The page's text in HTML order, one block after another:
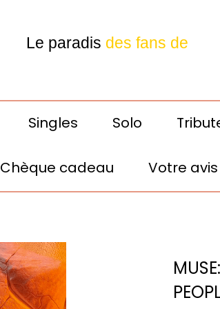
Le paradis des fans de
Votre E-shop préféré! 24h/24
Singles Solo
Chèque cadeau Votre avis